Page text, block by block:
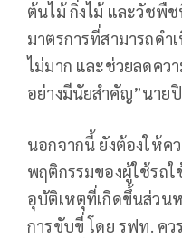
ต้นไม้ กิ่งไม้ และวัชพื
มาตรการที่สามารถด
ไม่มาก และช่วยลดคว
อย่างมีนัยสำคัญ”นาย
นอกจากนี้ ยังต้องให้ค
พฤติกรรมของผู้ใช้รถ
อุบัติเหตุที่เกิดขึ้นส่วน
การขับขี่ โดย รฟท. ค